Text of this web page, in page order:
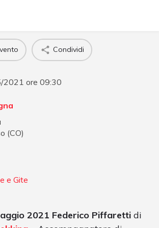
Condividi
2021 ore 09:30
(CO)
e Gite
2021 Federico Piffaretti di